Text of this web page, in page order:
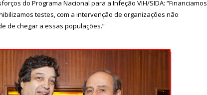
do Programa Nacional para a Infeção VIH/SIDA: “Financiamos
testes, com a intervenção de organizações não
de chegar a essas populações.”